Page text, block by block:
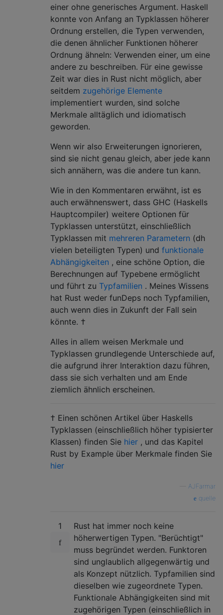
einer ohne generisches Argument. Haskell
konnte von Anfang an Typklassen höherer
Ordnung erstellen, die Typen verwenden,
die denen ähnlicher Funktionen höherer
Ordnung ähneln: Verwenden einer, um eine
andere zu beschreiben. Für eine gewisse
Zeit war dies in Rust nicht möglich, aber
seitdem zugehörige Elemente
implementiert wurden, sind solche
Merkmale alltäglich und idiomatisch
geworden.
Wenn wir also Erweiterungen ignorieren,
sind sie nicht genau gleich, aber jede kann
sich annähern, was die andere tun kann.
Wie in den Kommentaren erwähnt, ist es
auch erwähnenswert, dass GHC (Haskells
Hauptcompiler) weitere Optionen für
Typklassen unterstützt, einschließlich
Typklassen mit mehreren Parametern (dh
vielen beteiligten Typen) und funktionale
Abhängigkeiten , eine schöne Option, die
Berechnungen auf Typebene ermöglicht
und führt zu Typfamilien . Meines Wissens
hat Rust weder funDeps noch Typfamilien,
auch wenn dies in Zukunft der Fall sein
könnte. †
Alles in allem weisen Merkmale und
Typklassen grundlegende Unterschiede auf,
die aufgrund ihrer Interaktion dazu führen,
dass sie sich verhalten und am Ende
ziemlich ähnlich erscheinen.
† Einen schönen Artikel über Haskells
Typklassen (einschließlich höher typisierter
Klassen) finden Sie hier , und das Kapitel
Rust by Example über Merkmale finden Sie
hier
AJFarmar
quelle
1
Rust hat immer noch keine
höherwertigen Typen. "Berüchtigt"
muss begründet werden. Funktoren
sind unglaublich allgegenwärtig und
als Konzept nützlich. Typfamilien sind
dieselben wie zugeordnete Typen.
Funktionale Abhängigkeiten sind mit
zugehörigen Typen (einschließlich in